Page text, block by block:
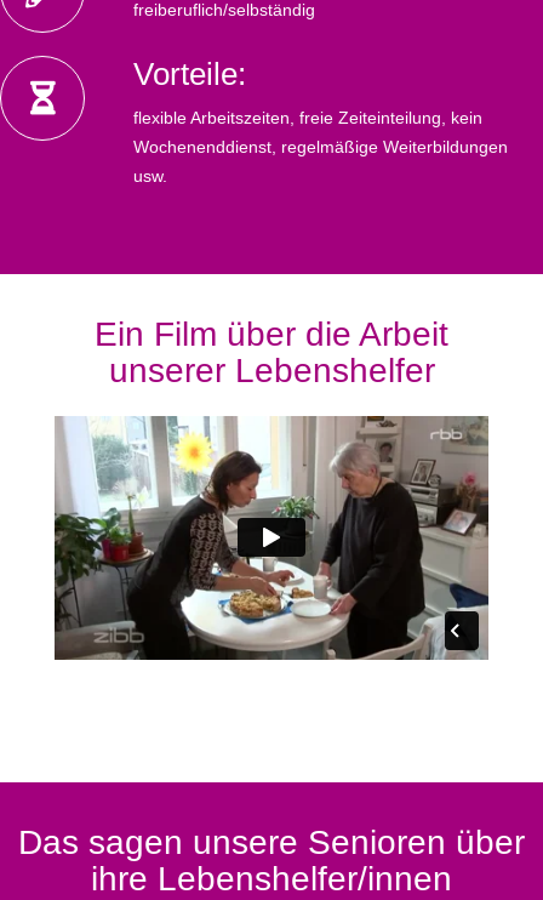
freiberuflich/selbständig
Vorteile:
flexible Arbeitszeiten, freie Zeiteinteilung, kein
Wochenenddienst, regelmäßige Weiterbildungen
usw.
Ein Film über die Arbeit
unserer Lebenshelfer
Das sagen unsere Senioren über
ihre Lebenshelfer/innen